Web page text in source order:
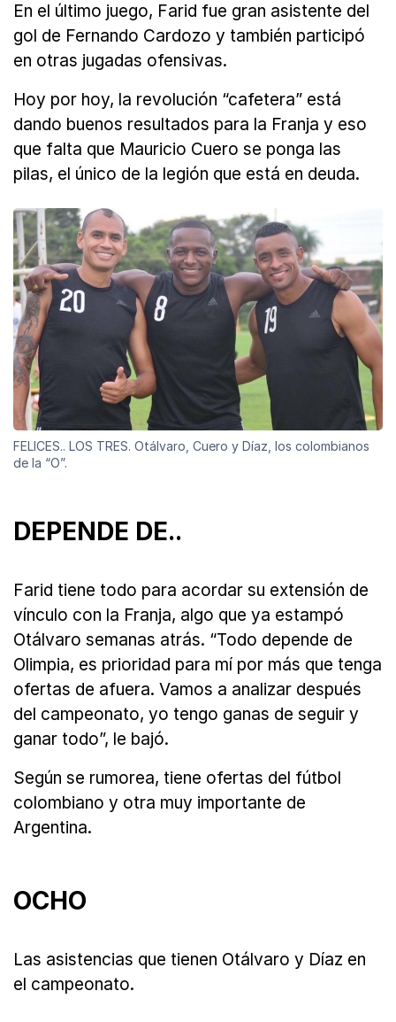
En el último juego, Farid fue gran asistente del
gol de Fernando Cardozo y también participó
en otras jugadas ofensivas.
Hoy por hoy, la revolución “cafetera” está
dando buenos resultados para la Franja y eso
que falta que Mauricio Cuero se ponga las
pilas, el único de la legión que está en deuda.
FELICES.. LOS TRES. Otálvaro, Cuero y Díaz, los colombianos
de la “O”.
DEPENDE DE..
Farid tiene todo para acordar su extensión de
vínculo con la Franja, algo que ya estampó
Otálvaro semanas atrás. “Todo depende de
Olimpia, es prioridad para mí por más que tenga
ofertas de afuera. Vamos a analizar después
del campeonato, yo tengo ganas de seguir y
ganar todo”, le bajó.
Según se rumorea, tiene ofertas del fútbol
colombiano y otra muy importante de
Argentina.
OCHO
Las asistencias que tienen Otálvaro y Díaz en
el campeonato.